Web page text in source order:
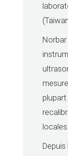
locales.